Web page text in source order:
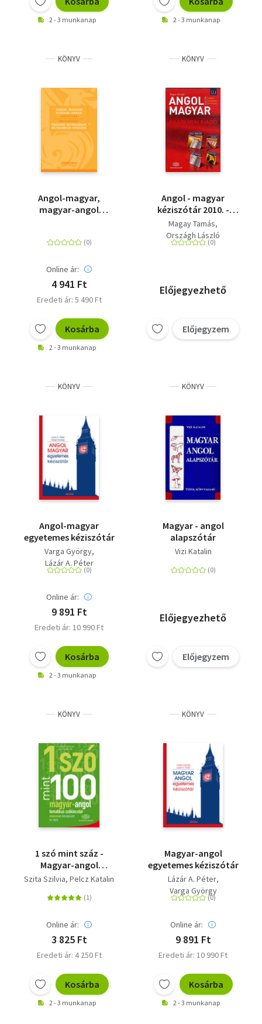
2 - 3 munkanap 2 - 3 munkanap
KÖNYV
Angol-magyar,
magyar-angol
Hungarian-English
Online ár:
4 941 Ft
Eredeti ár: 5 490 Ft
Kosárba
2 - 3 munkanap
KÖNYV
Angol - magyar
kéziszótár 2010. -
internetes
hozzáféréssel
Magay Tamás
Országh László
Előjegyezhető
Előjegyzem
KÖNYV
Angol-magyar
egyetemes kéziszótár
Varga György
Lázár A. Péter
Online ár:
9 891 Ft
Eredeti ár: 10 990 Ft
Kosárba
2 - 3 munkanap
KÖNYV
Magyar - angol
alapszótár
Vizi Katalin
Előjegyezhető
Előjegyzem
KÖNYV
1 szó mint száz -
Magyar-angol
tematikus szókincstár
Vocabulary by Topic
Szita Szilvia Pelcz Katalin
Online ár:
3 825 Ft
Eredeti ár: 4 250 Ft
Kosárba
2 - 3 munkanap
KÖNYV
Magyar-angol
egyetemes kéziszótár
Lázár A. Péter
Varga György
Online ár:
9 891 Ft
Eredeti ár: 10 990 Ft
Kosárba
2 - 3 munkanap